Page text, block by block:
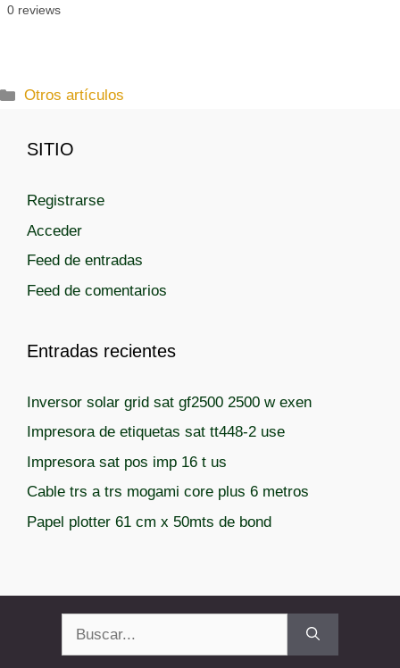
0 reviews
C
e
o
r
s
Otros artículos
SITIO
Registrarse
Acceder
Feed de entradas
Feed de comentarios
Entradas recientes
Inversor solar grid sat gf2500 2500 w exen
Impresora de etiquetas sat tt448-2 use
Impresora sat pos imp 16 t us
Cable trs a trs mogami core plus 6 metros
Papel plotter 61 cm x 50mts de bond